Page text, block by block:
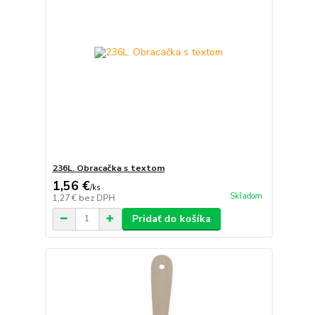
236L. Obracačka s textom
1,56 €/ks
1,27 € bez DPH Skladom
Pridať do košíka